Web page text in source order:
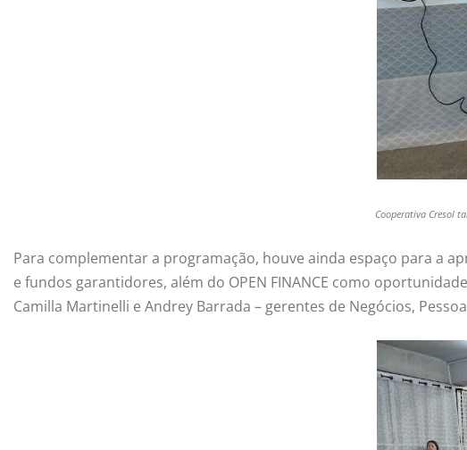
Cooperativa Cresol
Para complementar a programação, houve ainda espaço para a
e fundos garantidores, além do OPEN FINANCE como
Camilla Martinelli e Andrey Barrada – gerentes de Negócios,